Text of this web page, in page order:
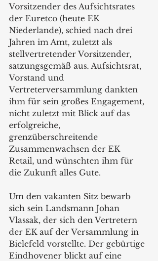
Vorsitzender des Aufsichtsrates
der Euretco (heute EK
Niederlande), schied nach drei
Jahren im Amt, zuletzt als
stellvertretender Vorsitzender,
satzungsgemäß aus. Aufsichtsrat,
Vorstand und
Vertreterversammlung dankten
ihm für sein großes Engagement,
nicht zuletzt mit Blick auf das
erfolgreiche,
grenzüberschreitende
Zusammenwachsen der EK
Retail, und wünschten ihm für
die Zukunft alles Gute.
Um den vakanten Sitz bewarb
sich sein Landsmann Johan
Vlassak, der sich den Vertretern
der EK auf der Versammlung in
Bielefeld vorstellte. Der gebürtige
Eindhovener blickt auf eine